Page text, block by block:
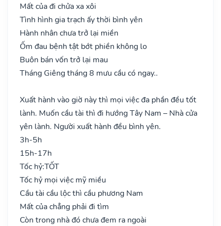
Mất của đi chửa xa xôi
Tình hình gia trạch ấy thời bình yên
Hành nhân chưa trở lại miền
Ốm đau bệnh tật bớt phiền không lo
Buôn bán vốn trở lại mau
Tháng Giêng tháng 8 mưu cầu có ngay..
Xuất hành vào giờ này thì mọi việc đa phần đều tốt
lành. Muốn cầu tài thì đi hướng Tây Nam – Nhà cửa
yên lành. Người xuất hành đều bình yên.
3h-5h
15h-17h
Tốc hỷ:TỐT
Tốc hỷ mọi việc mỹ miều
Cầu tài cầu lộc thì cầu phương Nam
Mất của chẳng phải đi tìm
Còn trong nhà đó chưa đem ra ngoài